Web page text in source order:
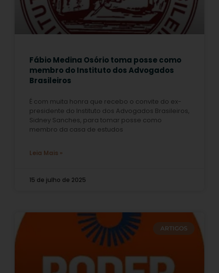
Fábio Medina Osório toma posse como
membro do Instituto dos Advogados
Brasileiros
É com muita honra que recebo o convite do ex-
presidente do Instituto dos Advogados Brasileiros,
Sidney Sanches, para tomar posse como
membro da casa de estudos
Leia Mais »
15 de julho de 2025
ARTIGOS